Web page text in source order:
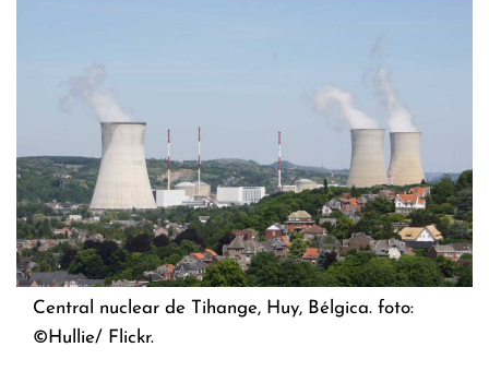
Central nuclear de Tihange, Huy, Bélgica. foto:
©Hullie/ Flickr.